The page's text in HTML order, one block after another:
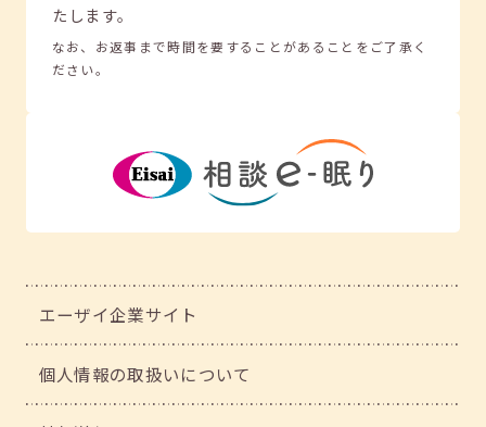
たします。
なお、お返事まで時間を要することがあることをご了承く
ださい。
エーザイ企業サイト
個人情報の取扱いについて